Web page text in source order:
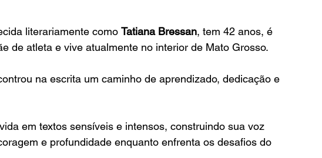
literariamente como Tatiana Bressan, tem 42 anos, é
de atleta e vive atualmente no interior de Mato Grosso.
na escrita um caminho de aprendizado, dedicação e
em textos sensíveis e intensos, construindo sua voz
e profundidade enquanto enfrenta os desafios do